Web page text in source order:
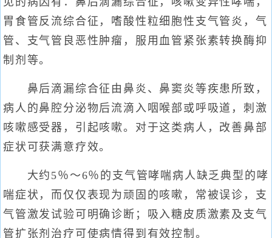
胃食管反流综合征，嗜酸性粒细胞性支气管炎，气
管、支气管良恶性肿瘤，服用血管紧张素转换酶抑
制剂等。
鼻后滴漏综合征由鼻炎、鼻窦炎等疾患所致，
病人的鼻腔分泌物后流滴入咽喉部或呼吸道，刺激
咳嗽感受器，引起咳嗽。对于这类病人，改善鼻部
症状可获满意疗效。
大约5％～6％的支气管哮喘病人缺乏典型的哮
喘症状，而仅仅表现为顽固的咳嗽，常被误诊，支
气管激发试验可明确诊断；吸入糖皮质激素及支气
管扩张剂治疗可使病情得到有效控制。